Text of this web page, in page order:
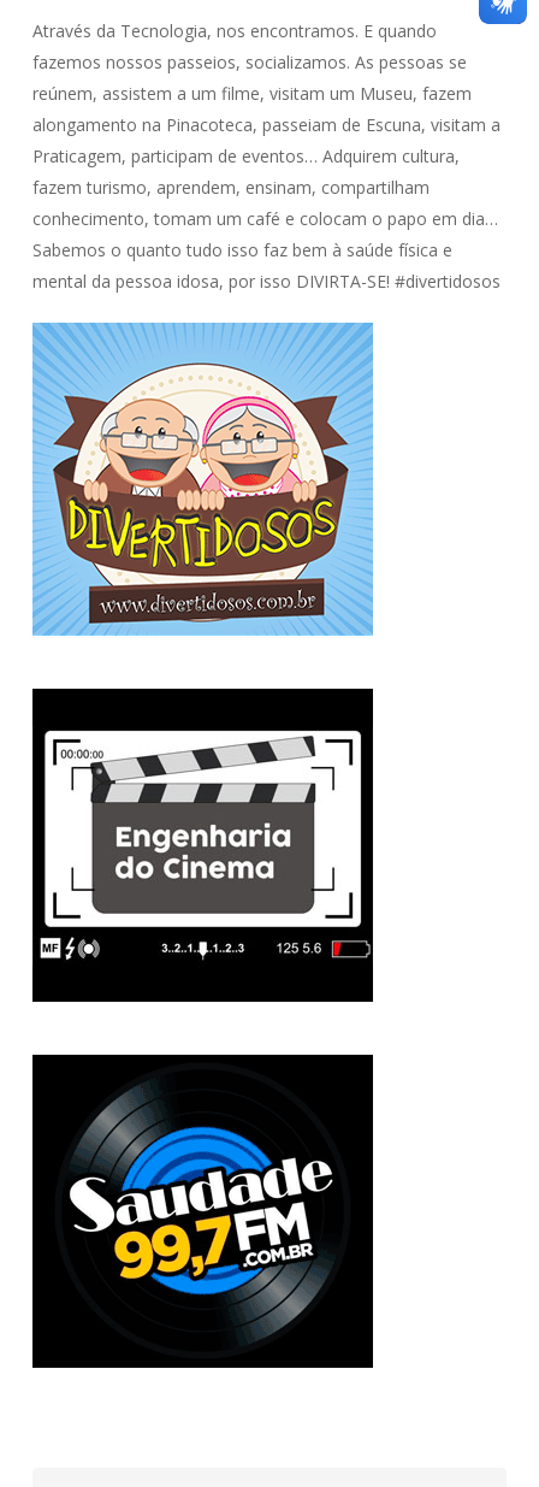
Através da Tecnologia, nos encontramos. E quando
fazemos nossos passeios, socializamos. As pessoas se
reúnem, assistem a um filme, visitam um Museu, fazem
alongamento na Pinacoteca, passeiam de Escuna, visitam a
Praticagem, participam de eventos… Adquirem cultura,
fazem turismo, aprendem, ensinam, compartilham
conhecimento, tomam um café e colocam o papo em dia…
Sabemos o quanto tudo isso faz bem à saúde física e
mental da pessoa idosa, por isso DIVIRTA-SE! #divertidosos